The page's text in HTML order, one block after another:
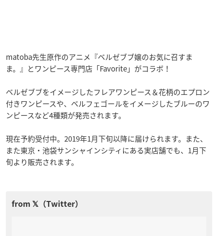
matoba先生原作のアニメ『ベルゼブブ嬢のお気に召すま
ま。』とワンピース専門店「Favorite」がコラボ！
ベルゼブブをイメージしたフレアワンピース＆花柄のエプロン
付きワンピースや、ベルフェゴールをイメージしたブルーのワ
ンピースなど4種類が発売されます。
現在予約受付中。2019年1月下旬以降に届けられます。また、
また東京・池袋サンシャインシティにある実店舗でも、1月下
旬より販売されます。